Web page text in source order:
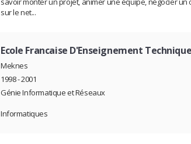
sur le net...
Ecole Francaise D'Enseignement
Meknes
1998 - 2001
Génie Informatique et Réseaux
Informatiques